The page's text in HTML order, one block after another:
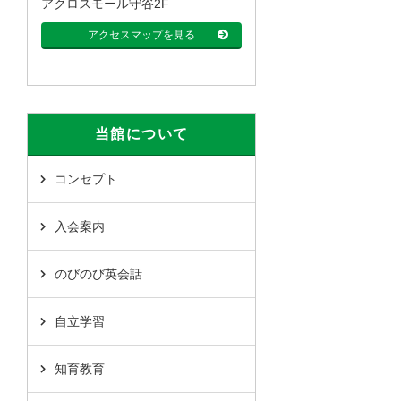
アクロスモール守谷2F
アクセスマップを見る
当館について
コンセプト
入会案内
のびのび英会話
自立学習
知育教育